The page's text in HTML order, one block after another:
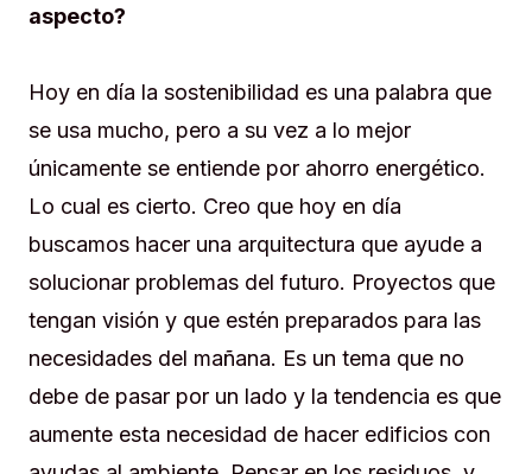
aspecto?
Hoy en día la sostenibilidad es una palabra que
se usa mucho, pero a su vez a lo mejor
únicamente se entiende por ahorro energético.
Lo cual es cierto. Creo que hoy en día
buscamos hacer una arquitectura que ayude a
solucionar problemas del futuro. Proyectos que
tengan visión y que estén preparados para las
necesidades del mañana. Es un tema que no
debe de pasar por un lado y la tendencia es que
aumente esta necesidad de hacer edificios con